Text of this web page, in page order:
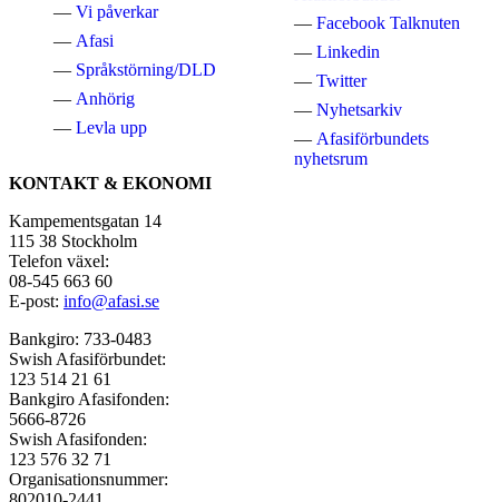
Vi påverkar
Afasi
Språkstörning/DLD
Anhörig
Levla upp
Facebook Talknuten
Linkedin
Twitter
Nyhetsarkiv
Afasiförbundets
nyhetsrum
KONTAKT & EKONOMI
Kampementsgatan 14
115 38 Stockholm
Telefon växel:
08-545 663 60
E-post: info@afasi.se
Bankgiro: 733-0483
Swish Afasiförbundet:
123 514 21 61
Bankgiro Afasifonden:
5666-8726
Swish Afasifonden:
123 576 32 71
Organisationsnummer: